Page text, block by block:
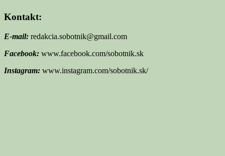
Kontakt:
E-mail: redakcia.sobotnik@gmail.com
Facebook: www.facebook.com/sobotnik.sk
Instagram: www.instagram.com/sobotnik.sk/